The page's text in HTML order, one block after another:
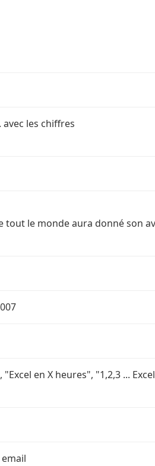
les chiffres
tout le monde aura donné son
en X heures", "1,2,3 ...